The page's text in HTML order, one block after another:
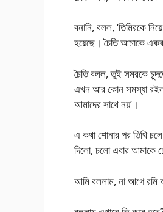
বনানি, বলল, ‘তিমিরকে
হয়েছে। চৈতি আমাকে
চৈতি বলল, তুই সমরকে
এখন আর কোন সমস্যা রইল
আমাদের সাথে নয়’।
এ কথা শোনার পর তিথি
দিলো, চলো এবার আমাকে
আমি বললাম, না আগে রমি